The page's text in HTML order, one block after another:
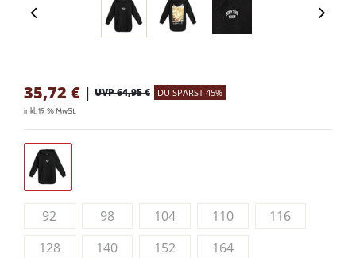
35,72 € | UVP 64,95 € DU SPARST 45%
inkl. 19 % MwSt.
92 98 104 110
116
128
140 152 164